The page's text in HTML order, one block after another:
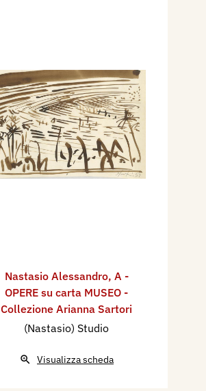
Nastasio Alessandro, A -
OPERE su carta MUSEO -
Collezione Arianna Sartori
(Nastasio) Studio
Visualizza scheda